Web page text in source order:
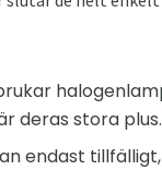
deras stora plus.
endast